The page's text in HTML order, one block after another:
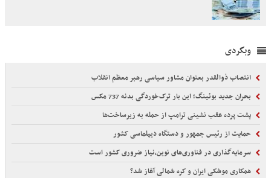
وبگردی
انتصاب ذوالقدر بعنوان مشاور سیاسی رهبر معظم انقلاب
بحران جدید بوئینگ؛ این بار ترک‌خوردگی بدنه 737 مکس
پشت پرده عقب نشینی ترامپ از حمله به زیرساخت‌ها
حمایت از رئیس جمهور و دستگاه دیپلماسی کشور
سرمایه‌گذاری در فناوری‌های نوین،نیاز ضروری کشور است
همکاری موشکی ایران و کره شمالی آغاز شد؟